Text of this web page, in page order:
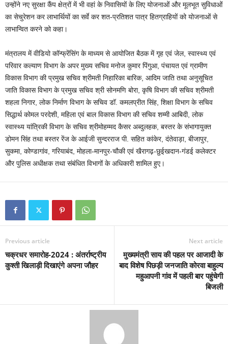
उन्होंने नए सुरक्षा कैंप क्षेत्रों में भी वहां के निवासियों के लिए योजनाओं और मूलभूत सुविधाओं
का सेचुरेशन कर लाभार्थियों का सर्वे कर शत-प्रतिशत पात्र हितग्राहियों को योजनाओं से
लाभान्वित करने को कहा।
मंत्रालय में वीडियो कॉन्फ्रेंसिंग के माध्यम से आयोजित बैठक में गृह एवं जेल, स्वास्थ्य एवं
परिवार कल्याण विभाग के अपर मुख्य सचिव मनोज कुमार पिंगुआ, पंचायत एवं ग्रामीण
विकास विभाग की प्रमुख सचिव श्रीमती निहारिका बारिक, आदिम जाति तथा अनुसूचित
जाति विकास विभाग के प्रमुख सचिव श्री सोनमणि बोरा, कृषि विभाग की सचिव श्रीमती
शहला निगार, लोक निर्माण विभाग के सचिव डॉ. कमलप्रीत सिंह, शिक्षा विभाग के सचिव
सिद्धार्थ कोमल परदेशी, महिला एवं बाल विकास विभाग की सचिव शम्मी आबिदी, लोक
स्वास्थ्य यांत्रिकी विभाग के सचिव श्रीमोहम्मद कैसर अब्दुलहक, बस्तर के संभागायुक्त
डोमन सिंह तथा बस्तर रेंज के आईजी सुन्दरराज पी. सहित कांकेर, दंतेवाड़ा, बीजापुर,
सुकमा, कोण्डागांव, गरियाबंद, मोहला-मानपुर-चौकी एवं खैरागढ़-छुईखदान-गंडई कलेक्टर
और पुलिस अधीक्षक तथा संबंधित विभागों के अधिकारी शामिल हुए।
Previous article
चक्रधर समारोह-2024 : अंतर्राष्ट्रीय
कुश्ती खिलाड़ी दिखाएंगे अपना जौहर
Next article
मुख्यमंत्री साय की पहल पर आजादी के
बाद विशेष पिछड़ी जनजाति कोरवा बाहुल्य
महुआपनी गांव में पहली बार पहुंचेगी
बिजली